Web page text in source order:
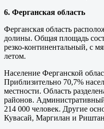
6. Ферганская область
Ферганская область
долины. Общая площадь
резко-континентальный, с
летом.
Население Ферганской
Приблизительно 70,7%
местности. Область
районов.
214 000 человек. Другие
Кувасай, Маргилан и